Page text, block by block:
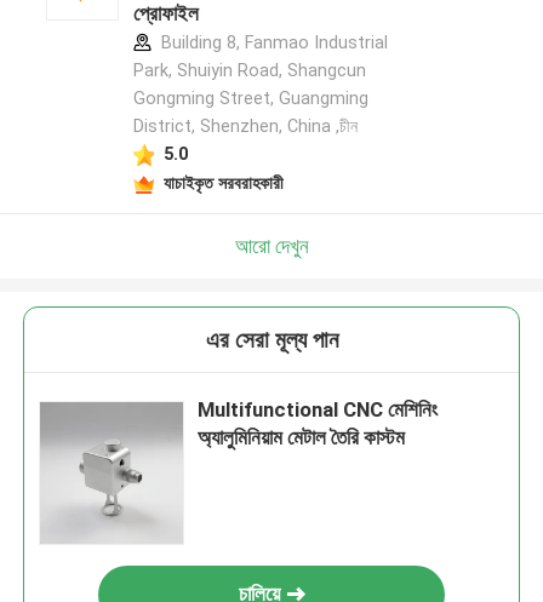
প্রোফাইল
Building 8, Fanmao Industrial
Park, Shuiyin Road, Shangcun
Gongming Street, Guangming
District, Shenzhen, China ,চীন
5.0
যাচাইকৃত সরবরাহকারী
আরো দেখুন
এর সেরা মূল্য পান
Multifunctional CNC মেশিনিং
অ্যালুমিনিয়াম মেটাল তৈরি কাস্টম
চালিয়ে